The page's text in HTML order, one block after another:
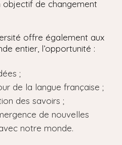
objectif de changement
offre également aux
entier, l’opportunité :
;
de la langue française ;
des savoirs ;
de nouvelles
notre monde.